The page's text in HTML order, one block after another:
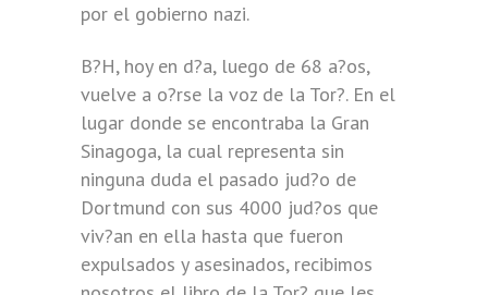
por el gobierno nazi.
B?H, hoy en d?a, luego de 68 a?os,
vuelve a o?rse la voz de la Tor?. En el
lugar donde se encontraba la Gran
Sinagoga, la cual representa sin
ninguna duda el pasado jud?o de
Dortmund con sus 4000 jud?os que
viv?an en ella hasta que fueron
expulsados y asesinados, recibimos